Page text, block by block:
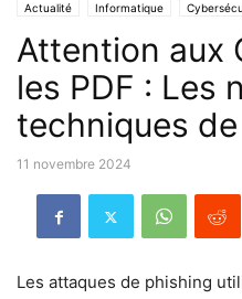
Actualité Informatique
Attention aux
les PDF : Les
techniques
11 novembre 2024
Les attaques de phishing